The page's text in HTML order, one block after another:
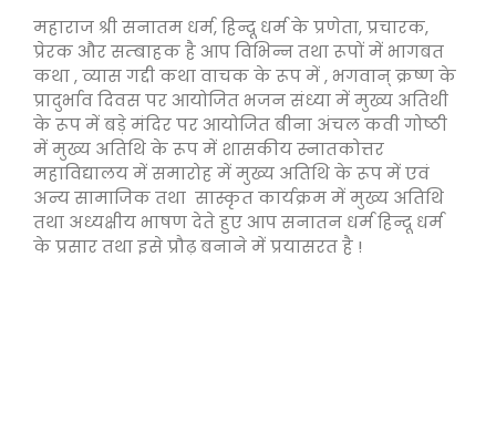
महाराज श्री सनातम धर्म, हिन्दू धर्म के प्रणेता, प्रचारक,
प्रेरक और सम्बाहक है आप विभिन्न तथा रूपों में भागबत
कथा , व्यास गद्दी कथा वाचक के रूप में , भगवान् क्रष्ण के
प्रादुर्भाव दिवस पर आयोजित भजन संध्या में मुख्य अतिथी
के रूप में बड़े मंदिर पर आयोजित बीना अंचल कवी गोष्ठी
में मुख्य अतिथि के रूप में शासकीय स्नातकोत्तर
महाविद्यालय में समारोह में मुख्य अतिथि के रूप में एवं
अन्य सामाजिक तथा सास्कृत कार्यक्रम में मुख्य अतिथि
तथा अध्यक्षीय भाषण देते हुए आप सनातन धर्म हिन्दू धर्म
के प्रसार तथा इसे प्रौढ़ बनाने में प्रयासरत है !